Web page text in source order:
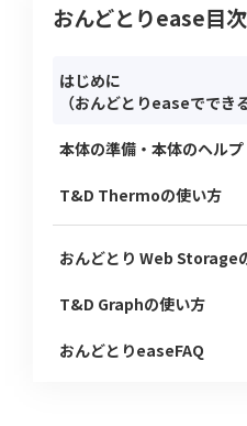
おんどとりease目次
はじめに
（おんどとりeaseででき
本体の準備・本体のヘルプ
T&D Thermoの使い方
おんどとり Web Storage
T&D Graphの使い方
おんどとりeaseFAQ